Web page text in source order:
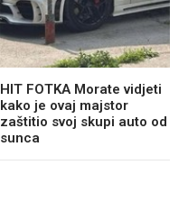
HIT FOTKA Morate vidjeti
kako je ovaj majstor
zaštitio svoj skupi auto od
sunca